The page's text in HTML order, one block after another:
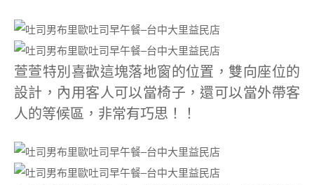
萱萱特別喜歡這塊落地窗的位置，雙向座位的
設計，內用客人可以當椅子，還可以當外帶客
人的等候區，非常有巧思！！